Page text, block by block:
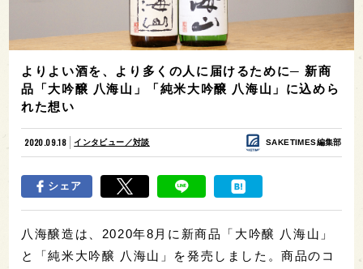
よりよい酒を、より多くの人に届けるために─ 新商
品「大吟醸 八海山」「純米大吟醸 八海山」に込めら
れた想い
2020.09.18 インタビュー／対談 SAKETIMES編集部
シェア
八海醸造は、2020年8月に新商品「大吟醸 八海山」
と「純米大吟醸 八海山」を発売しました。商品のコ